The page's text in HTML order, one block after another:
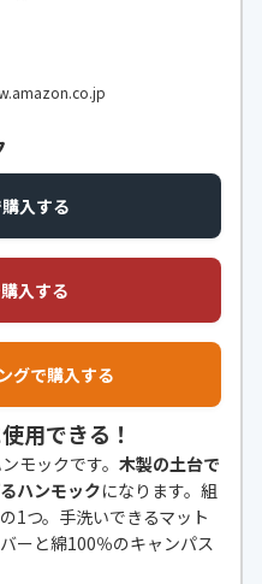
入する
入する
グで購入する
用できる！
モックです。 木製の土台で
ハンモックになります。組
1つ。手洗いできるマット
ーと綿100％のキャンパス